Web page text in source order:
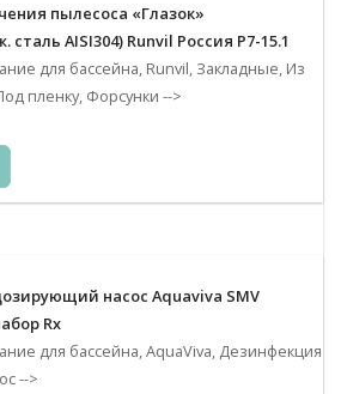
пылесоса «Глазок»
AISI304) Runvil Россия Р7-15.1
для бассейна, Runvil, Закладные, Из
пленку, Форсунки -->
насос Aquaviva SMV
Rx
для бассейна, AquaViva, Дезинфекция
-->